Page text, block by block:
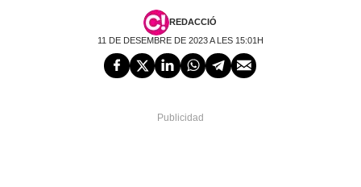
REDACCIÓ
11 DE DESEMBRE DE 2023 A LES 15:01H